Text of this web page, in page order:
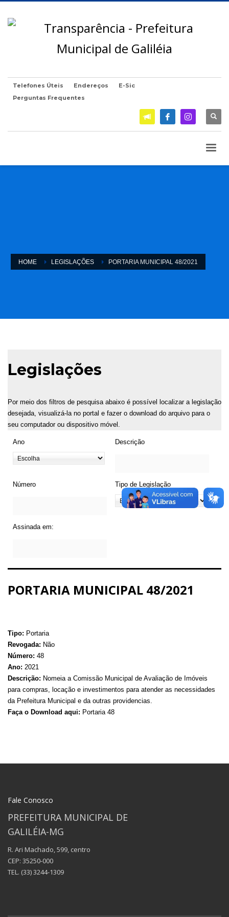
Telefones Úteis Endereços
E-Sic
Perguntas Frequentes
HOME LEGISLAÇÕES PORTARIA MUNICIPAL 48/2021
Legislações
Por meio dos filtros de pesquisa abaixo é possível localizar a legislação
desejada, visualizá-la no portal e fazer o download do arquivo para o
seu computador ou dispositivo móvel.
Ano Descrição
Número Tipo de Legislação
Assinada em:
PORTARIA MUNICIPAL 48/2021
Tipo: Portaria
Revogada: Não
Número: 48
Ano: 2021
Descrição: Nomeia a Comissão Municipal de Avaliação de Imóveis
para compras, locação e investimentos para atender as necessidades
da Prefeitura Municipal e da outras providencias.
Faça o Download aqui: Portaria 48
Fale Conosco
PREFEITURA MUNICIPAL DE
GALILÉIA-MG
R. Ari Machado, 599, centro
CEP: 35250-000
TEL. (33) 3244-1309